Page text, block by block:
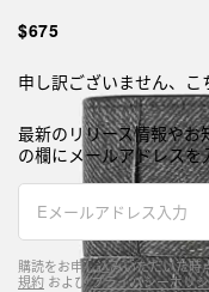
$675
申し訳ございません、こ
最新のリリース情報や
の欄にメールアドレス
購読をお申し込みいただいた時
規約 およびプライバシーポリ